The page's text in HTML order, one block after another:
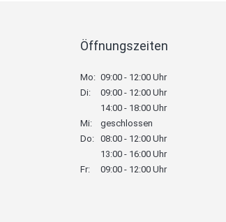
Öffnungszeiten
Mo: 09:00 - 12:00 Uhr
Di:
09:00 - 12:00 Uhr
14:00 - 18:00 Uhr
Mi:
geschlossen
Do: 08:00 - 12:00 Uhr
13:00 - 16:00 Uhr
Fr:
09:00 - 12:00 Uhr